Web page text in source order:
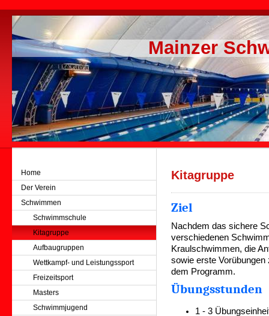
Mainzer
Home
Der Verein
Schwimmen
Schwimmschule
Kitagruppe
Aufbaugruppen
Wettkampf- und Leistungssport
Freizeitsport
Masters
Schwimmjugend
Kitagruppe
Ziel
Nachdem das sichere
verschiedenen
Kraulschwimmen, die
sowie erste Vorübungen
dem Programm.
Übungsstunden
1 - 3